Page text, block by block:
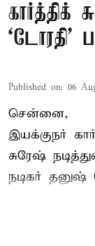
கார்த்திக்
`டோரதி'
Published on: 06
சென்னை,
இயக்குநர்
சுரேஷ்
நடிகர் தனுஷ்